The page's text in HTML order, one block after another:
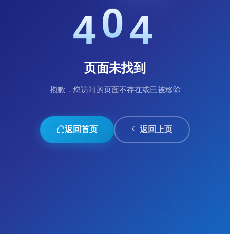
404
页面未找到
抱歉，您访问的页面不存在或已被移除
返回首页 返回上页